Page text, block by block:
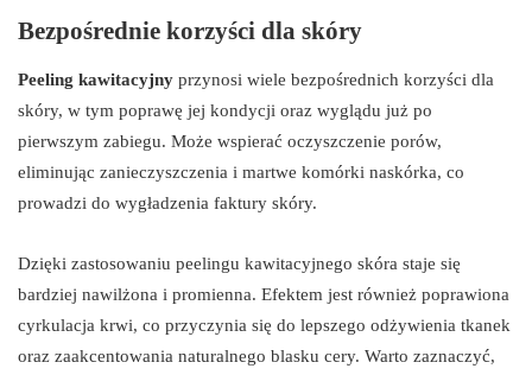
Bezpośrednie korzyści dla skóry
Peeling kawitacyjny przynosi wiele bezpośrednich korzyści dla
skóry, w tym poprawę jej kondycji oraz wyglądu już po
pierwszym zabiegu. Może wspierać oczyszczenie porów,
eliminując zanieczyszczenia i martwe komórki naskórka, co
prowadzi do wygładzenia faktury skóry.
Dzięki zastosowaniu peelingu kawitacyjnego skóra staje się
bardziej nawilżona i promienna. Efektem jest również poprawiona
cyrkulacja krwi, co przyczynia się do lepszego odżywienia tkanek
oraz zaakcentowania naturalnego blasku cery. Warto zaznaczyć,